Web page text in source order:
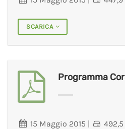
SCARICA
Programma
15 Maggio 2015 | 492,5